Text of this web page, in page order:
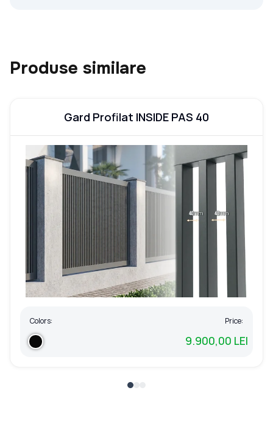
Produse similare
Gard Profilat INSIDE PAS 40
Colors: Price:
9.900,00 LEI